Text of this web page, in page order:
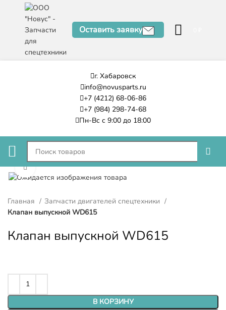
Оставить заявку
г. Хабаровск
info@novusparts.ru
+7 (4212) 68-06-86
+7 (984) 298-74-68
Пн-Вс с 9:00 до 18:00
Нажмите, чтобы увеличить
Главная
Запчасти двигателей спецтехники
Клапан выпускной WD615
Клапан выпускной WD615
В КОРЗИНУ